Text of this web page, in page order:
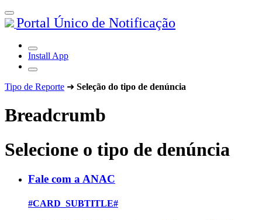
Portal Único de Notificação
Install App
Tipo de Reporte ➜ Seleção do tipo de denúncia
Breadcrumb
Selecione o tipo de denúncia
Fale com a ANAC
#CARD_SUBTITLE#